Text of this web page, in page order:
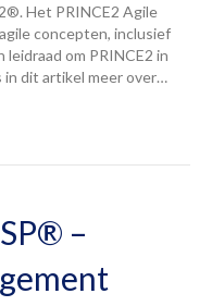
Het PRINCE2 Agile
concepten, inclusief
om PRINCE2 in
in dit artikel meer over…
–